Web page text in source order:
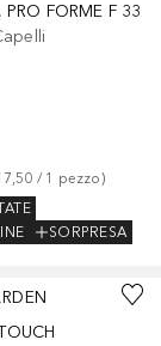
FORME F 33
/ 1 pezzo)
SORPRESA